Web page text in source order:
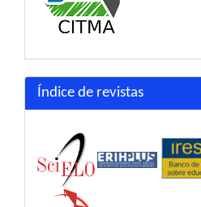
Índice de revistas